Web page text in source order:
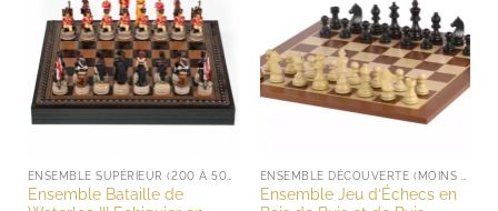
Ensemble Bataille de
Ensemble Jeu d’Échecs en